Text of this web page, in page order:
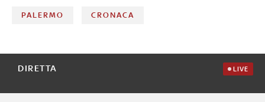
PALERMO CRONACA
DIRETTA LIVE